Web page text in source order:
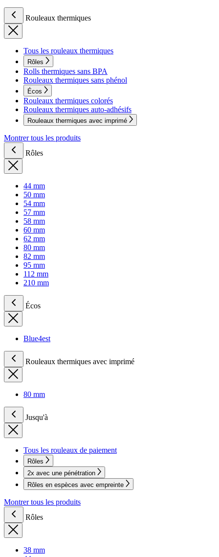
Rouleaux thermiques
Tous les rouleaux thermiques
Rôles
Rolls thermiques sans BPA
Rouleaux thermiques sans phénol
Écos
Rouleaux thermiques colorés
Rouleaux thermiques auto-adhésifs
Rouleaux thermiques avec imprimé
Montrer tous les produits
Rôles
44 mm
50 mm
54 mm
57 mm
58 mm
60 mm
62 mm
80 mm
82 mm
95 mm
112 mm
210 mm
Écos
Blue4est
Rouleaux thermiques avec imprimé
80 mm
Jusqu'à
Tous les rouleaux de paiement
Rôles
2x avec une pénétration
Rôles en espèces avec empreinte
Montrer tous les produits
Rôles
38 mm